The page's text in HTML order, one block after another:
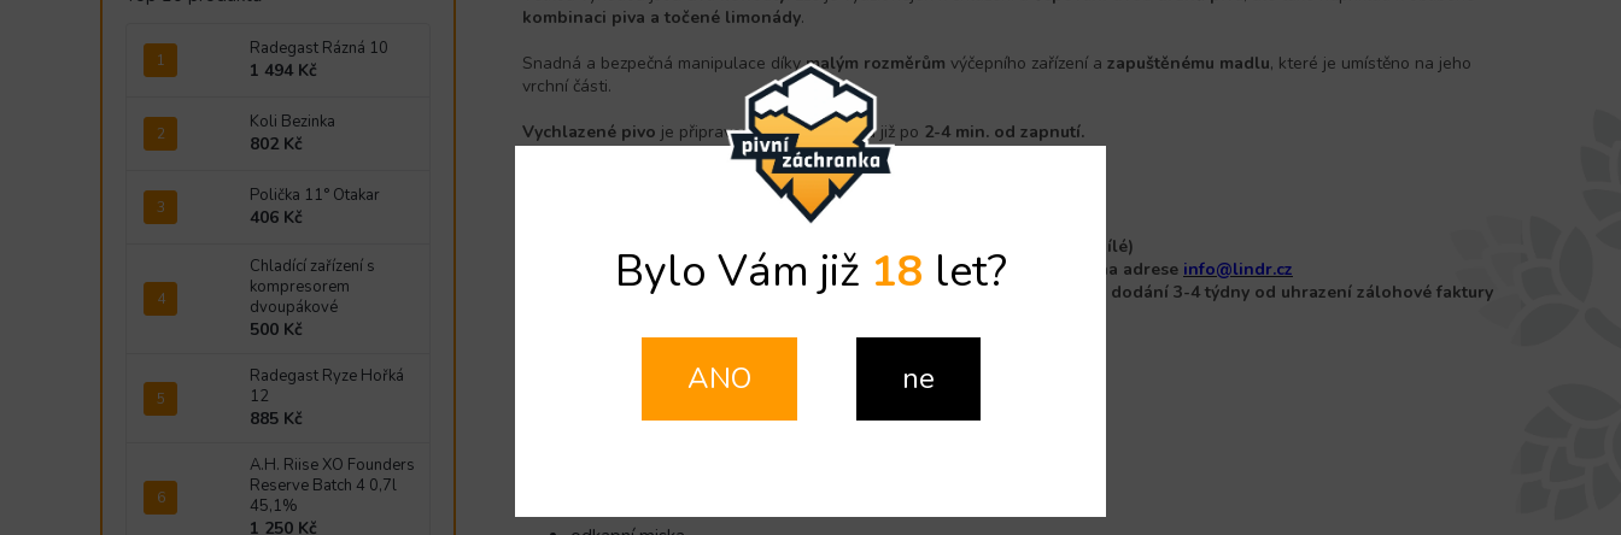
Radegast Rázná 10
1 494 Kč
Koli Bezinka
802 Kč
Polička 11° Otakar
406 Kč
Chladící zařízení s
kompresorem
dvoupákové
500 Kč
Radegast Ryze Hořká
12
885 Kč
A.H. Riise XO Founders
Reserve Batch 4 0,7l
45,1%
1 250 Kč
kombinaci piva a točené limonády.
Snadná a bezpečná manipulace díkymalým rozměrům výčepního zařízení a zapuštěnému madlu, které je umístěno na jeho
vrchní části.
Vychlazené pivo je připraveno v thermobloku již po 2-4 min. od zapnutí.
Možnost zakázkové úpravy čelního panelu
Gravírování vlastního motivu/grafiky na čelní panel
volby barevného podsvětlení (oranžové, modré, bílé)
Při zájmu o zakázkovou úpravu čelního panelu nás prosím kontaktujte na adrese info@lindr.cz
U modelu Pygmy 25/K Exclusive se zakázkovým čelním panelem je doba dodání 3-4 týdny od uhrazení zálohové faktury
Standardní dodávanou součástí je:
Bylo Vám již 18 let?
ANO ne